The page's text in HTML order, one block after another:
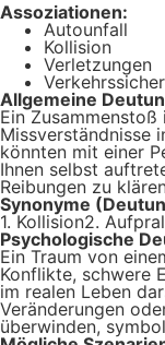
Assoziationen:
Autounfall
Kollision
Verletzungen
Allgemeine
Ein
Missverständnisse
könnten mit einer
Ihnen selbst
Reibungen zu
Synonyme
1. Kollision2.
Psychologische
Ein Traum von
Konflikte, schwere
im realen Leben
Veränderungen
überwinden,